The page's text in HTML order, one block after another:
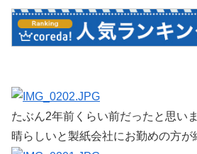
たぶん2年前くらい前だったと思い
晴らしいと製紙会社にお勤めの方が